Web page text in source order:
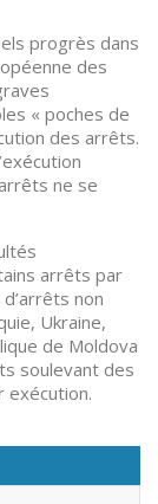
progrès dans
des
« poches de
des arrêts.
ne se
arrêts par
non
Ukraine,
de Moldova
soulevant des
exécution.